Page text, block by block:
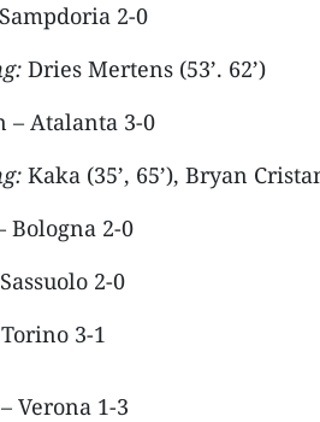
2-0
Dries Mertens (53’. 62’)
– Atalanta 3-0
Kaka (35’, 65’), Bryan
Bologna 2-0
2-0
3-1
Verona 1-3